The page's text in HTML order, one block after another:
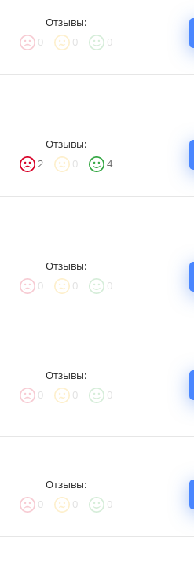
Отзывы:
0
0 0
Отзывы:
2
0 4
Отзывы:
0
0 0
Отзывы:
0
0 0
Отзывы:
0
0 0